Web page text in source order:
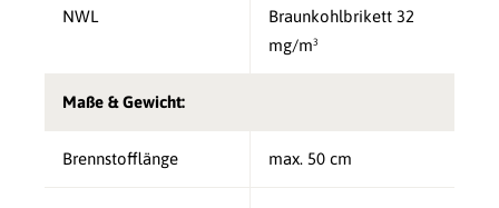
NWL
Braunkohlbrikett 32
mg/m³
Maße & Gewicht:
Brennstofflänge max. 50 cm